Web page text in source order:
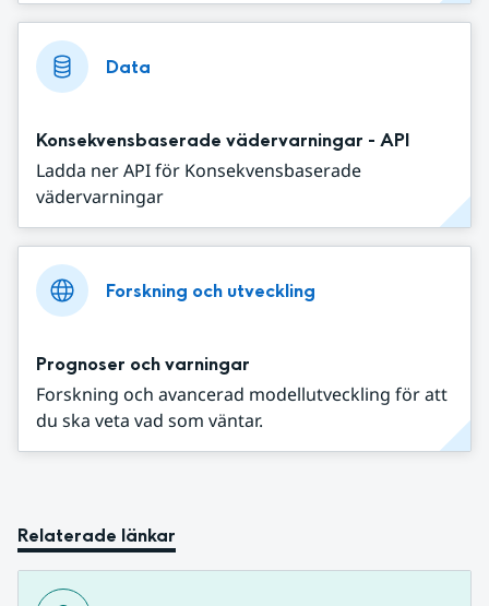
Data
Konsekvensbaserade vädervarningar - API
Ladda ner API för Konsekvensbaserade
vädervarningar
Forskning och utveckling
Prognoser och varningar
Forskning och avancerad modellutveckling för att
du ska veta vad som väntar.
Relaterade länkar